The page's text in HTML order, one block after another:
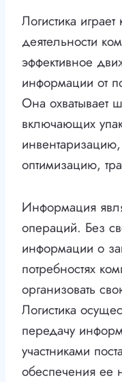
Логистика
деятельности
эффективное
информации от
Она охватывает
включающих
оптимизацию,
Информация
операций. Без
информации о
потребностях
организовать
Логистика
передачу
участниками
обеспечения ее